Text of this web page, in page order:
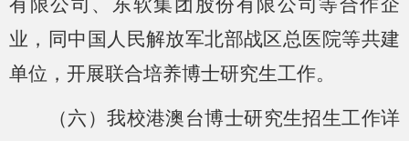
有限公司、东软集团股份有限公司等合作企
业，同中国人民解放军北部战区总医院等共建
单位，开展联合培养博士研究生工作。
（六）我校港澳台博士研究生招生工作详